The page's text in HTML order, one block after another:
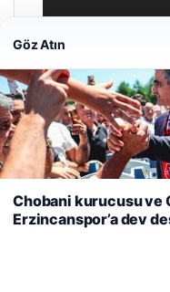
Hastaş Beton
Mayıs 26, 2026
Web sitemizi nasıl
deneyiminizi
kullanıyoruz.
Çerez
Reddet Kabul
Göz Atın
Chobani kurucusu ve
Erzincanspor’a dev